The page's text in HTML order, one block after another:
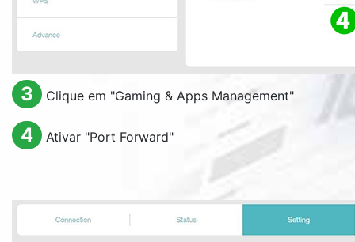
3 Clique em "Gaming & Apps Management"
4 Ativar "Port Forward"